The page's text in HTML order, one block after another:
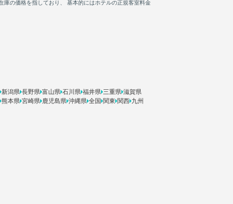
新潟県 長野県 富山県 石川県 福井県 三重県 滋賀県
熊本県 宮崎県 鹿児島県 沖縄県 全国 関東 関西 九州